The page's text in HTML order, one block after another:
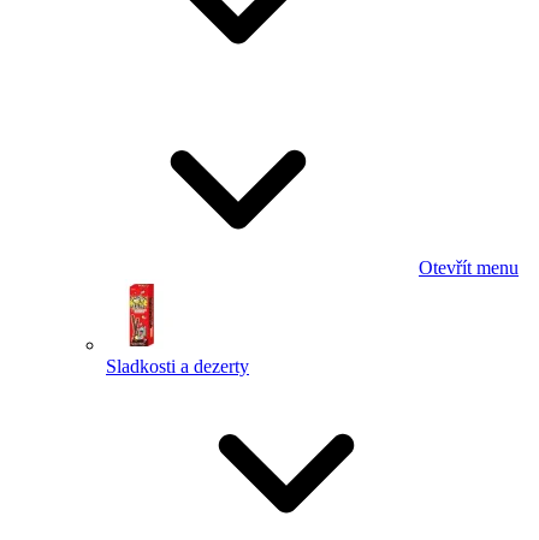
Otevřít menu
Sladkosti a dezerty